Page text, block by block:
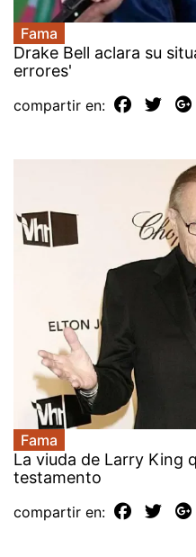
Fama
Drake Bell aclara su
errores'
compartir en:
Fama
La viuda de Larry King
testamento
compartir en: